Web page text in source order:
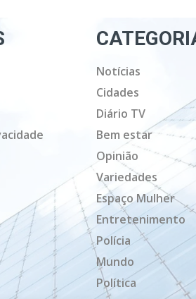
Notícias
Cidades
Diário TV
Bem estar
Opinião
Variedades
Espaço Mulher
Entretenimento
Polícia
Mundo
Política